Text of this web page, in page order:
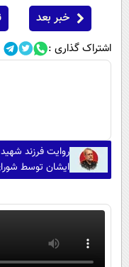
خبر بعد
اشتراک گذاری :
روایت فرزند
ایشان توسط